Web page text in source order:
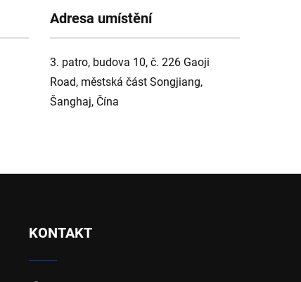
Adresa umístění
3. patro, budova 10, č. 226 Gaoji
Road, městská část Songjiang,
Šanghaj, Čína
KONTAKT